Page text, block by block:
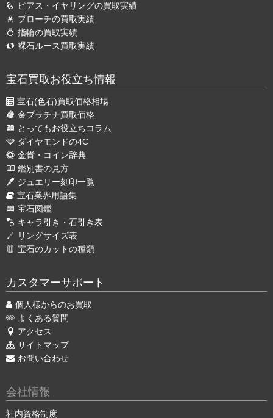
ピアス・イヤリングの買取実績
ブローチの買取実績
指輪の買取実績
裸石ルース買取実績
宝石買取お役立ち情報
宝石(色石)買取価格相場
金プラチナ買取価格
とってもお役立ちコラム
ダイヤモンドの4C
金貨・コイン辞典
鑑別書の見方
ジュエリー刻印一覧
宝石業界用語集
宝石図鑑
キャラ引き・石引き表
リングサイズ表
宝石のカットの種類
カスタマーサポート
個人様からのお買取
よくある質問
アクセス
サイトマップ
お問い合わせ
会社情報
社内資格制度